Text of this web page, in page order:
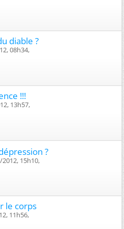
diable ?
08h34,
!!!
13h57,
?
15h10,
le corps
11h56,